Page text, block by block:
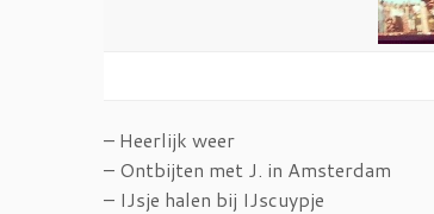
– Heerlijk weer
– Ontbijten met J. in Amsterdam
– IJsje halen bij IJscuypje